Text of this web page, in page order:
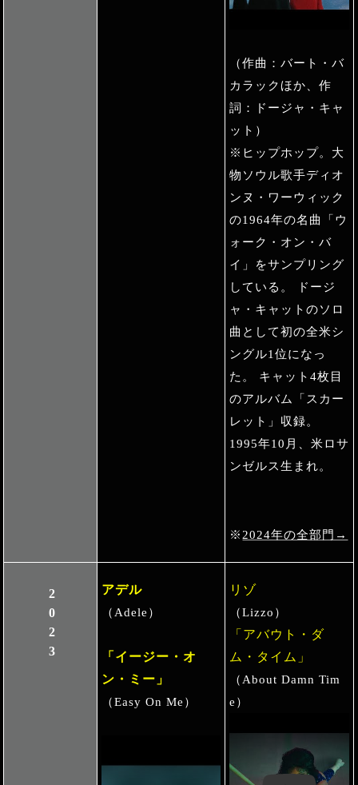
（作曲：バート・バ
カラックほか、作
詞：ドージャ・キャ
ット）
※ヒップホップ。大
物ソウル歌手ディオ
ンヌ・ワーウィック
の1964年の名曲「ウ
ォーク・オン・バ
イ」をサンプリング
している。 ドージ
ャ・キャットのソロ
曲として初の全米シ
ングル1位になっ
た。 キャット4枚目
のアルバム「スカー
レット」収録。
1995年10月、米ロサ
ンゼルス生まれ。
※ 2024年の全部門→
2023 アデル
（Adele）
「イージー・オ
ン・ミー」
（Easy On Me）
リゾ
（Lizzo）
「アバウト・ダ
ム・タイム」
（About Damn Tim
e）